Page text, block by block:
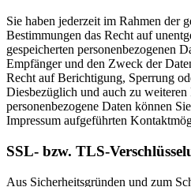
Sie haben jederzeit im Rahmen der
Bestimmungen das Recht auf
gespeicherten personenbezogenen
Empfänger und den Zweck der
Recht auf Berichtigung, Sperrung
Diesbezüglich und auch zu weiteren
personenbezogene Daten können
Impressum aufgeführten
SSL- bzw. TLS-
Aus Sicherheitsgründen und zum